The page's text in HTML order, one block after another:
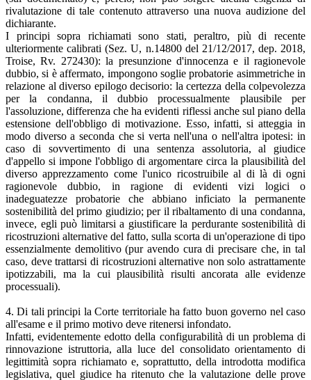
rivalutazione di tale contenuto attraverso una nuova audizione del
dichiarante.
I principi sopra richiamati sono stati, peraltro, più di recente
ulteriormente calibrati (Sez. U, n.14800 del 21/12/2017, dep. 2018,
Troise, Rv. 272430): la presunzione d'innocenza e il ragionevole
dubbio, si è affermato, impongono soglie probatorie asimmetriche in
relazione al diverso epilogo decisorio: la certezza della colpevolezza
per la condanna, il dubbio processualmente plausibile per
l'assoluzione, differenza che ha evidenti riflessi anche sul piano della
estensione dell'obbligo di motivazione. Esso, infatti, si atteggia in
modo diverso a seconda che si verta nell'una o nell'altra ipotesi: in
caso di sovvertimento di una sentenza assolutoria, al giudice
d'appello si impone l'obbligo di argomentare circa la plausibilità del
diverso apprezzamento come l'unico ricostruibile al di là di ogni
ragionevole dubbio, in ragione di evidenti vizi logici o
inadeguatezze probatorie che abbiano inficiato la permanente
sostenibilità del primo giudizio; per il ribaltamento di una condanna,
invece, egli può limitarsi a giustificare la perdurante sostenibilità di
ricostruzioni alternative del fatto, sulla scorta di un'operazione di tipo
essenzialmente demolitivo (pur avendo cura di precisare che, in tal
caso, deve trattarsi di ricostruzioni alternative non solo astrattamente
ipotizzabili, ma la cui plausibilità risulti ancorata alle evidenze
processuali).
4. Di tali principi la Corte territoriale ha fatto buon governo nel caso
all'esame e il primo motivo deve ritenersi infondato.
Infatti, evidentemente edotto della configurabilità di un problema di
rinnovazione istruttoria, alla luce del consolidato orientamento di
legittimità sopra richiamato e, soprattutto, della introdotta modifica
legislativa, quel giudice ha ritenuto che la valutazione delle prove